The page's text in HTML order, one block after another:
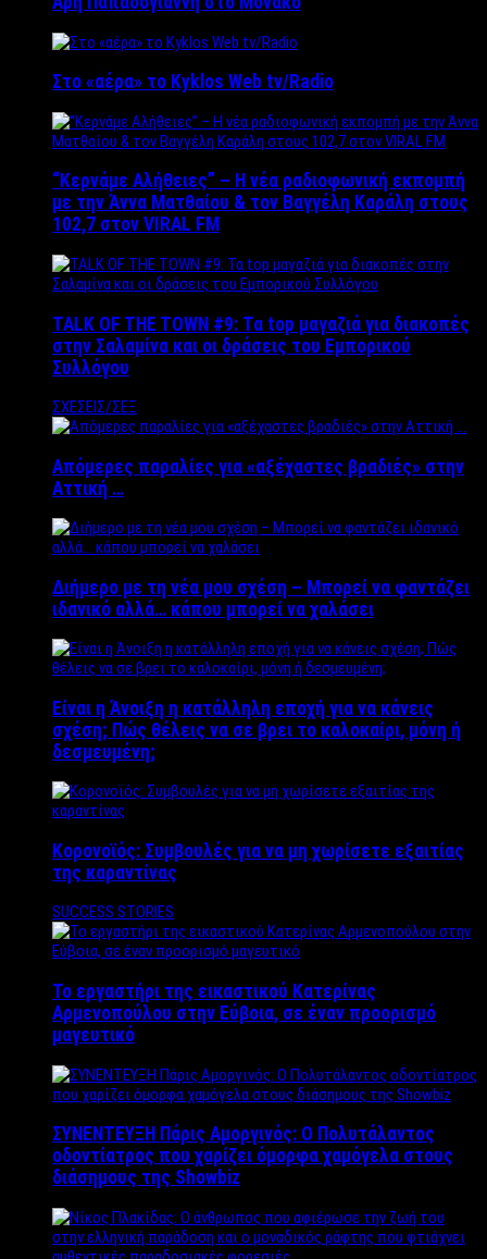
Στο «αέρα» το Kyklos Web tv/Radio
“Kερνάμε Αλήθειες” – Η νέα ραδιοφωνική εκπομπή
με την Άννα Ματθαίου & τον Βαγγέλη Καράλη στους
102,7 στον VIRAL FM
TALK OF THE TOWN #9: Τα top μαγαζιά για διακοπές
στην Σαλαμίνα και οι δράσεις του Εμπορικού
Συλλόγου
ΣΧΕΣΕΙΣ/ΣΕΞ
Απόμερες παραλίες για «αξέχαστες βραδιές» στην
Αττική …
Διήμερο με τη νέα μου σχέση – Μπορεί να φαντάζει
ιδανικό αλλά… κάπου μπορεί να χαλάσει
Είναι η Άνοιξη η κατάλληλη εποχή για να κάνεις
σχέση; Πώς θέλεις να σε βρει το καλοκαίρι, μόνη ή
δεσμευμένη;
Κορονοϊός: Συμβουλές για να μη χωρίσετε εξαιτίας
της καραντίνας
SUCCESS STORIES
Το εργαστήρι της εικαστικού Κατερίνας
Αρμενοπούλου στην Εύβοια, σε έναν προορισμό
μαγευτικό
ΣΥΝΕΝΤΕΥΞΗ Πάρις Αμοργινός: O Πολυτάλαντος
οδοντίατρος που χαρίζει όμορφα χαμόγελα στους
διάσημους της Showbiz